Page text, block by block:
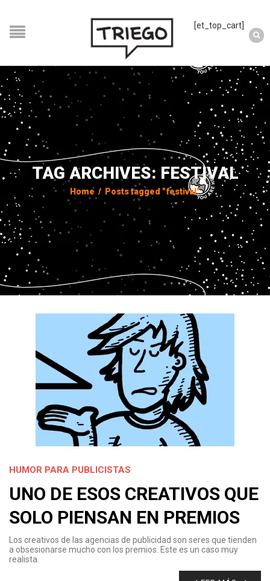
[et_top_cart]
TAG ARCHIVES: FESTIVAL
Home / Posts tagged "festival"
HUMOR PARA PUBLICISTAS
UNO DE ESOS CREATIVOS QUE
SOLO PIENSAN EN PREMIOS
Los creativos de las agencias de publicidad son seres que tienden
a obsesionarse mucho con los premios. Este es un caso muy
realista.